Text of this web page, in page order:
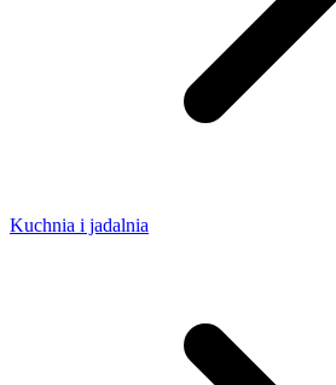
Kuchnia i jadalnia